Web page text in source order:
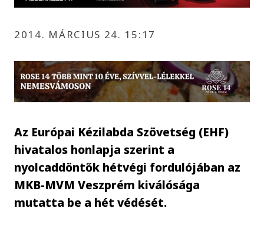
2014. MÁRCIUS 24. 15:17
Az Európai Kézilabda Szövetség (EHF)
hivatalos honlapja szerint a
nyolcaddöntők hétvégi fordulójában az
MKB-MVM Veszprém kiválósága
mutatta be a hét védését.